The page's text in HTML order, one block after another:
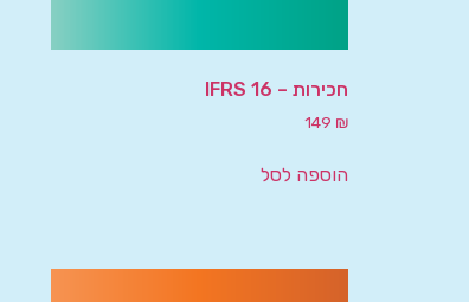
חכירות – IFRS 16
149 ₪
הוספה לסל